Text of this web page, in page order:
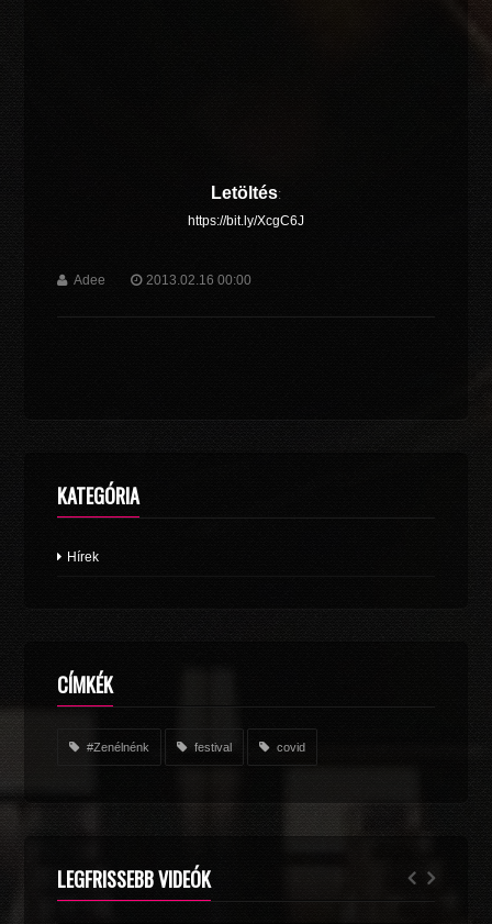
Letöltés:
https://bit.ly/XcgC6J
Adee 2013.02.16 00:00
KATEGÓRIA
Hírek
CÍMKÉK
#Zenélnénk festival covid
LEGFRISSEBB VIDEÓK